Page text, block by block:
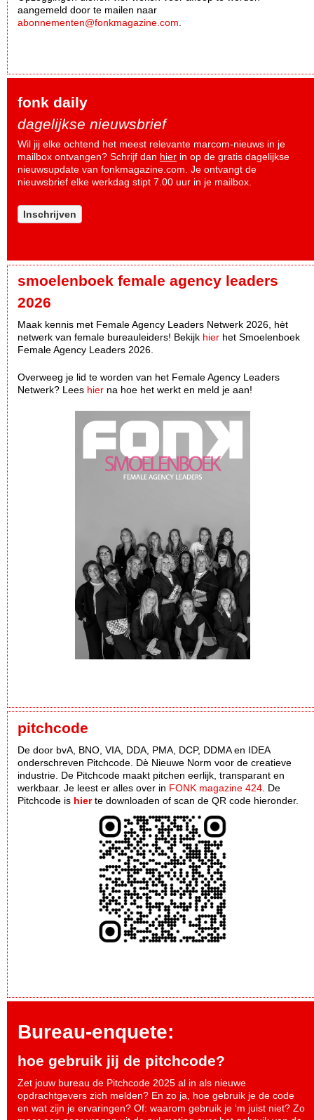
aangemeld door te mailen naar
abonnementen@fonkmagazine.com.
fonk daily
dagelijkse nieuwsbrief
Wil jij elke ochtend het meest relevante marcom-nieuws in je
mailbox ontvangen? Schrijf dan hier in op de gratis dagelijkse
nieuwsupdate van fonkmagazine.com. Je ontvangt de
nieuwsbrief elke werkdag stipt 7.00 uur in je mailbox.
Inschrijven
smoelenboek female agency leaders
2026
Maak kennis met Female Agency Leaders Netwerk 2026, hèt
netwerk van female bureauleiders! Bekijk hier het Smoelenboek
Female Agency Leaders 2026.
Overweeg je lid te worden van het Female Agency Leaders
Netwerk? Lees hier na hoe het werkt en meld je aan!
pitchcode
De door bvA, BNO, VIA, DDA, PMA, DCP, DDMA en IDEA
onderschreven Pitchcode. Dè Nieuwe Norm voor de creatieve
industrie. De Pitchcode maakt pitchen eerlijk, transparant en
werkbaar. Je leest er alles over in FONK magazine 424 . De
Pitchcode is hierte downloaden of scan de QR code hieronder.
Bureau-enquete:
hoe gebruik jij de pitchcode?
Zet jouw bureau de Pitchcode 2025 al in als nieuwe
opdrachtgevers zich melden? En zo ja, hoe gebruik je de code
en wat zijn je ervaringen? Of: waarom gebruik je ‘m juist niet? Zo